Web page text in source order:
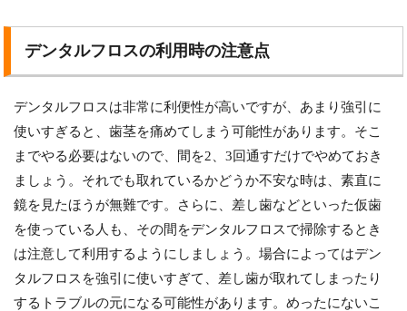
デンタルフロスの利用時の注意点
デンタルフロスは非常に利便性が高いですが、あまり強引に
使いすぎると、歯茎を痛めてしまう可能性があります。そこ
までやる必要はないので、間を2、3回通すだけでやめておき
ましょう。それでも取れているかどうか不安な時は、素直に
鏡を見たほうが無難です。さらに、差し歯などといった仮歯
を使っている人も、その間をデンタルフロスで掃除するとき
は注意して利用するようにしましょう。場合によってはデン
タルフロスを強引に使いすぎて、差し歯が取れてしまったり
するトラブルの元になる可能性があります。めったにないこ